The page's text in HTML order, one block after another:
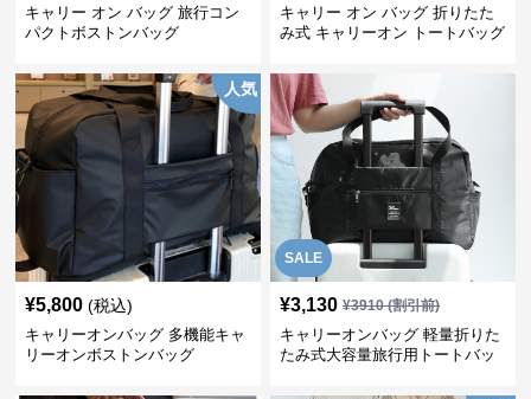
キャリー オン バッグ 旅行コン
パクトボストンバッグ
キャリー オン バッグ 折りたた
み式 キャリーオン トートバッグ
人気
¥5,800 (税込)
キャリーオンバッグ 多機能キャ
リーオンボストンバッグ
SALE
¥3,130 ¥3910(割引前)
キャリーオンバッグ 軽量折りた
たみ式大容量旅行用トートバッ